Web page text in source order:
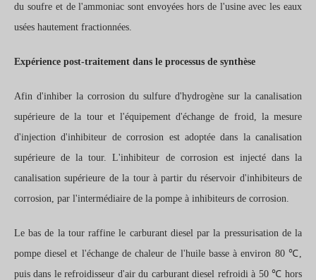
du soufre et de l'ammoniac sont envoyées hors de l'usine avec les eaux
usées hautement fractionnées.
Expérience post-traitement dans le processus de synthèse
Afin d'inhiber la corrosion du sulfure d'hydrogène sur la canalisation
supérieure de la tour et l'équipement d'échange de froid, la mesure
d'injection d'inhibiteur de corrosion est adoptée dans la canalisation
supérieure de la tour. L'inhibiteur de corrosion est injecté dans la
canalisation supérieure de la tour à partir du réservoir d'inhibiteurs de
corrosion, par l'intermédiaire de la pompe à inhibiteurs de corrosion.
Le bas de la tour raffine le carburant diesel par la pressurisation de la
pompe diesel et l'échange de chaleur de l'huile basse à environ 80 ℃,
puis dans le refroidisseur d'air du carburant diesel refroidi à 50 ℃ hors